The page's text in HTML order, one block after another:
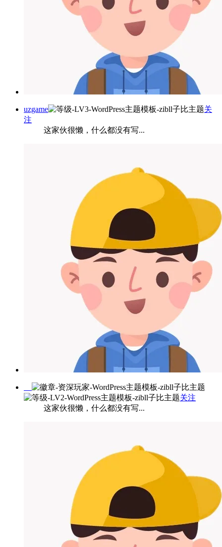
uzgame
关
注
这家伙很懒，什么都没有写...
关注
这家伙很懒，什么都没有写...